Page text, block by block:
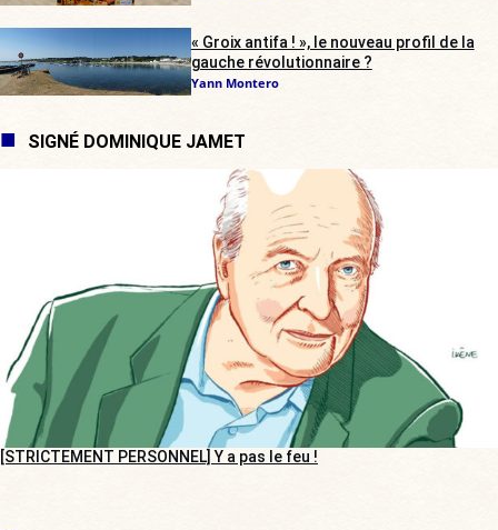
« Groix antifa ! », le nouveau profil de la
gauche révolutionnaire ?
Yann Montero
SIGNÉ DOMINIQUE JAMET
[STRICTEMENT PERSONNEL] Y a pas le feu !